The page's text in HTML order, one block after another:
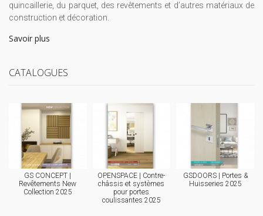
quincaillerie, du parquet, des revêtements et d’autres matériaux de
construction et décoration.
Savoir plus
CATALOGUES
GS CONCEPT |
Revêtements New
Collection 2025
OPENSPACE | Contre-
châssis et systèmes
pour portes
coulissantes 2025
GSDOORS | Portes &
Huisseries 2025